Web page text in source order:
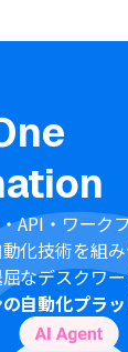
API・ワーク
化技術を組み
なデスクワ
自動化プラ